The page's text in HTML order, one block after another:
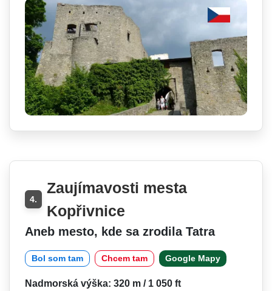
4.
Zaujímavosti mesta
Kopřivnice
Aneb mesto, kde sa zrodila Tatra
Bol som tam Chcem tam Google Mapy
Nadmorská výška: 320 m / 1 050 ft